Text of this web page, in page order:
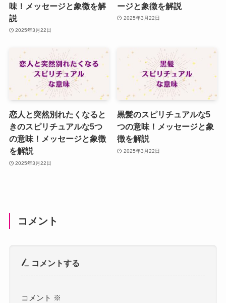
味！メッセージと象徴を解
説
2025年3月22日
ージと象徴を解説
2025年3月22日
恋人と突然別れたくなると
きのスピリチュアルな5つ
の意味！メッセージと象徴
を解説
2025年3月22日
黒髪のスピリチュアルな5
つの意味！メッセージと象
徴を解説
2025年3月22日
コメント
コメントする
コメント ※